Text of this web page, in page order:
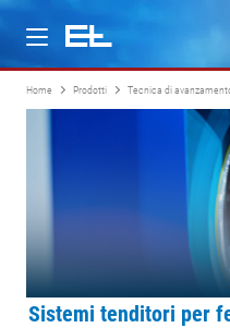
Prodotti
Azienda
Home Prodotti Tecnica di
Sistemi tenditori per